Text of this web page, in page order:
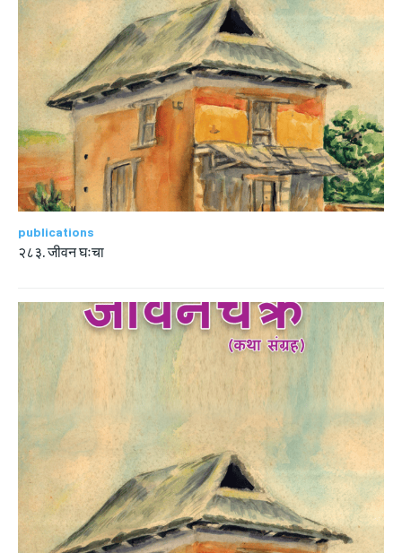
publications
२८३. जीवन घःचा